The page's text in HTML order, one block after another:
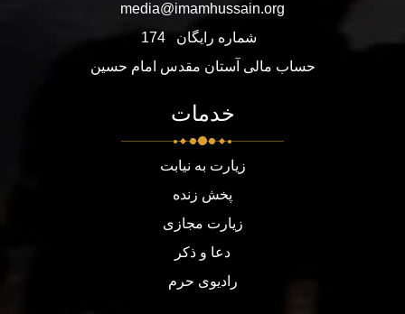
media@imamhussain.org
شماره رایگان
174
حساب مالی آستان مقدس امام حسین
خدمات
زیارت به نیابت
پخش زنده
زیارت مجازی
دعا و ذکر
رادیوی حرم